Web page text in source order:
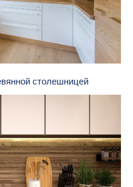
столешницей